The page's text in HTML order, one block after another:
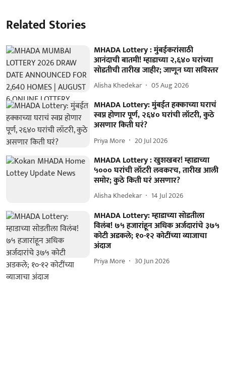
Related Stories
MHADA Lottery : मुंबईकरांसाठी
आनंदाची बातमी! म्हाडाच्या २,६४० घरांच्या
सोडतीची तारीख जाहीर; जाणून घ्या सविस्तर
Alisha Khedekar 05 Aug 2026
MHADA Lottery: मुंबईत हक्काच्या घराचं
स्वप्न होणार पूर्ण, २६४० घरांची लॉटरी, कुठे
असणार किती घरं?
Priya More 20 Jul 2026
MHADA Lottery : खुशखबर! म्हाडाच्या
५००० घरांची लॉटरी लवकरच, तारीख आली
समोर; कुठे किती घरं असणार?
Alisha Khedekar 14 Jul 2026
MHADA Lottery: म्हाडाच्या सोडतीला
विलंब! ७५ हजारांहून अधिक अर्जदारांचे ३७५
कोटी अडकले; १०-१२ कोटींच्या व्याजाचा
अंदाज
Priya More 30 Jun 2026